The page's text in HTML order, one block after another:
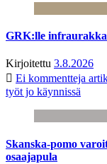
GRK:lle infraurakka
Kirjoitettu 3.8.2026
Ei kommentteja
työt jo käynnissä
Skanska-pomo
osaajapula